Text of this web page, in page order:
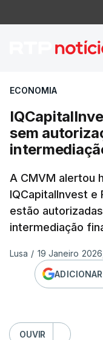
ECONOMIA
sem
A CMVM alertou
IQCapitalInvest e
estão
intermediação
Lusa / 19 Janeiro
OUVIR